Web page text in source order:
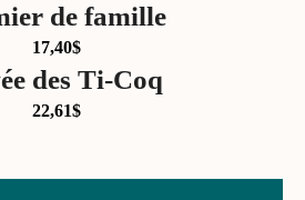
de famille
17,40$
des Ti-Coq
22,61$